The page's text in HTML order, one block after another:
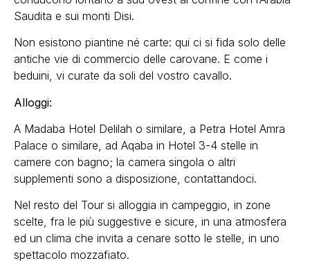
Saudita e sui monti Disi.
Non esistono piantine né carte: qui ci si fida solo delle
antiche vie di commercio delle carovane. E come i
beduini, vi curate da soli del vostro cavallo.
Alloggi:
A Madaba Hotel Delilah o similare, a Petra Hotel Amra
Palace o similare, ad Aqaba in Hotel 3-4 stelle in
camere con bagno; la camera singola o altri
supplementi sono a disposizione, contattandoci.
Nel resto del Tour si alloggia in campeggio, in zone
scelte, fra le più suggestive e sicure, in una atmosfera
ed un clima che invita a cenare sotto le stelle, in uno
spettacolo mozzafiato.